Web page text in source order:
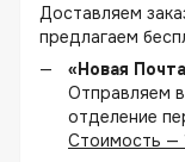
Доставляем
предлагаем
«Новая
Отправляем
отделение
Стоимость —